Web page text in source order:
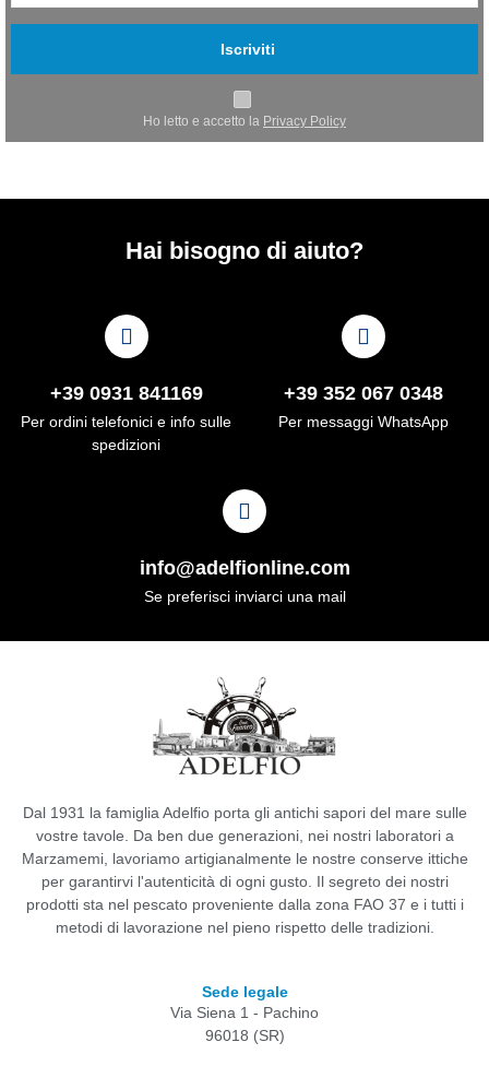
Iscriviti
Ho letto e accetto la Privacy Policy
Hai bisogno di aiuto?
+39 0931 841169
Per ordini telefonici e info sulle
spedizioni
+39 352 067 0348
Per messaggi WhatsApp
info@adelfionline.com
Se preferisci inviarci una mail
Dal 1931 la famiglia Adelfio porta gli antichi sapori del mare sulle
vostre tavole. Da ben due generazioni, nei nostri laboratori a
Marzamemi, lavoriamo artigianalmente le nostre conserve ittiche
per garantirvi l'autenticità di ogni gusto. Il segreto dei nostri
prodotti sta nel pescato proveniente dalla zona FAO 37 e i tutti i
metodi di lavorazione nel pieno rispetto delle tradizioni.
Sede legale
Via Siena 1 - Pachino
96018 (SR)